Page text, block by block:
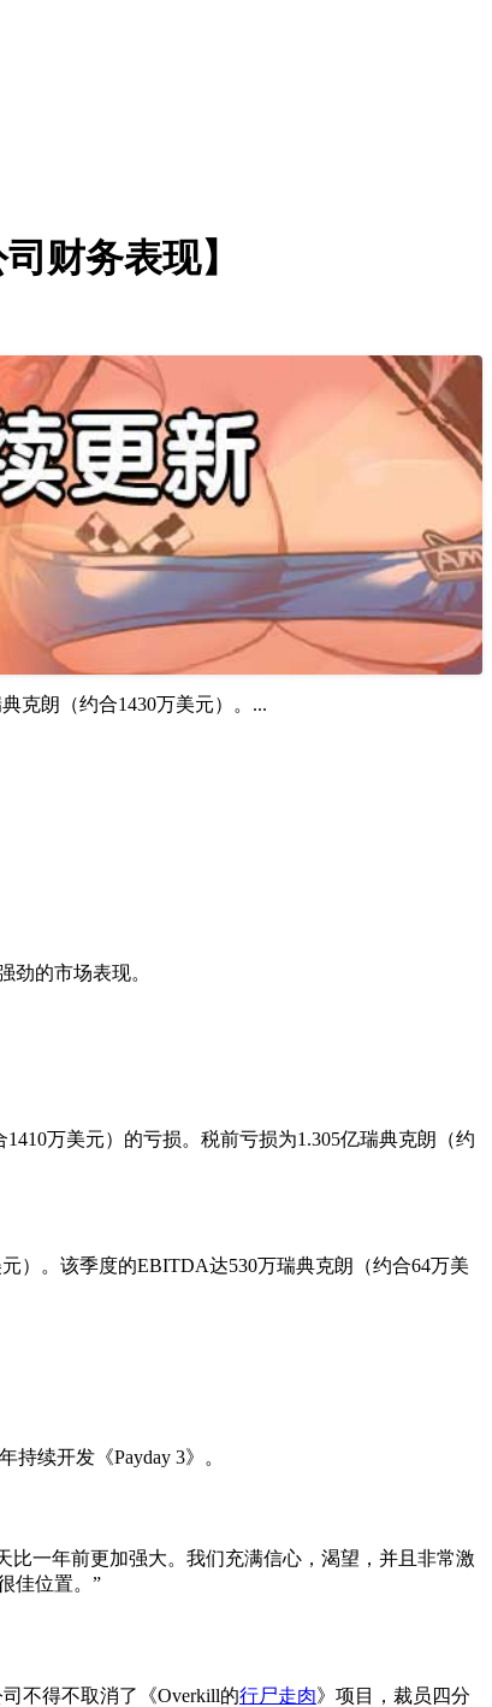
财务表现】
克朗（约合1430万美元）。...
劲的市场表现。
万美元）的亏损。税前亏损为1.305亿瑞典克朗（约
）。该季度的EBITDA达530万瑞典克朗（约合64万美
持续开发《Payday 3》。
比一年前更加强大。我们充满信心，渴望，并且非常激
佳位置。”
不得不取消了《Overkill的行尸走肉》项目，裁员四分